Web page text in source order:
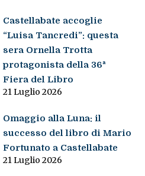
Castellabate accoglie
“Luisa Tancredi”: questa
sera Ornella Trotta
protagonista della 36ª
Fiera del Libro
21 Luglio 2026
Omaggio alla Luna: il
successo del libro di Mario
Fortunato a Castellabate
21 Luglio 2026